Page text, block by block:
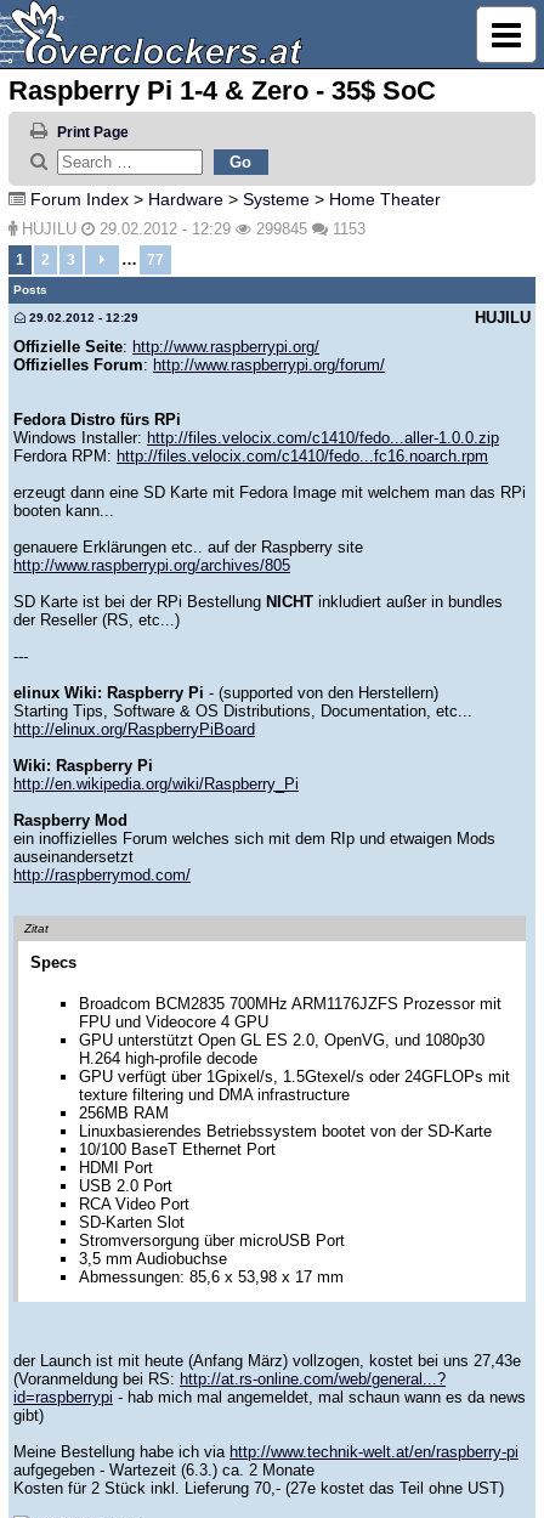
Raspberry Pi 1-4 & Zero - 35$ SoC
Print Page
Forum Index > Hardware > Systeme > Home Theater
HUJILU 29.02.2012 - 12:29 299845 1153
1 2 3 … 77
Posts
HUJILU
29.02.2012 - 12:29
Offizielle Seite: http://www.raspberrypi.org/
Offizielles Forum: http://www.raspberrypi.org/forum/
Fedora Distro fürs RPi
Windows Installer: http://files.velocix.com/c1410/fedo...aller-1.0.0.zip
Ferdora RPM: http://files.velocix.com/c1410/fedo...fc16.noarch.rpm
erzeugt dann eine SD Karte mit Fedora Image mit welchem man das RPi
booten kann...
genauere Erklärungen etc.. auf der Raspberry site
http://www.raspberrypi.org/archives/805
SD Karte ist bei der RPi Bestellung NICHT inkludiert außer in bundles
der Reseller (RS, etc...)
---
elinux Wiki: Raspberry Pi - (supported von den Herstellern)
Starting Tips, Software & OS Distributions, Documentation, etc...
http://elinux.org/RaspberryPiBoard
Wiki: Raspberry Pi
http://en.wikipedia.org/wiki/Raspberry_Pi
Raspberry Mod
ein inoffizielles Forum welches sich mit dem RIp und etwaigen Mods
auseinandersetzt
http://raspberrymod.com/
Zitat
Specs
Broadcom BCM2835 700MHz ARM1176JZFS Prozessor mit
FPU und Videocore 4 GPU
GPU unterstützt Open GL ES 2.0, OpenVG, und 1080p30
H.264 high-profile decode
GPU verfügt über 1Gpixel/s, 1.5Gtexel/s oder 24GFLOPs mit
texture filtering und DMA infrastructure
256MB RAM
Linuxbasierendes Betriebssystem bootet von der SD-Karte
10/100 BaseT Ethernet Port
HDMI Port
USB 2.0 Port
RCA Video Port
SD-Karten Slot
Stromversorgung über microUSB Port
3,5 mm Audiobuchse
Abmessungen: 85,6 x 53,98 x 17 mm
der Launch ist mit heute (Anfang März) vollzogen, kostet bei uns 27,43e
(Voranmeldung bei RS: http://at.rs-online.com/web/general...?
id=raspberrypi - hab mich mal angemeldet, mal schaun wann es da news
gibt)
Meine Bestellung habe ich via http://www.technik-welt.at/en/raspberry-pi
aufgegeben - Wartezeit (6.3.) ca. 2 Monate
Kosten für 2 Stück inkl. Lieferung 70,- (27e kostet das Teil ohne UST)